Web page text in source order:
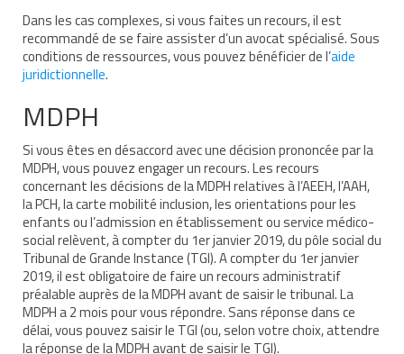
Nos livres
Nos livres adaptés
Soins bucco-dentaires
Les troubles sensoriels
Aide aux démarches
Dossier MDPH
Projet de vie
Demande d’allocations
Taux de handicap et carte d’invalidité
Dans les cas complexes, si vous faites un recours, il est
recommandé de se faire assister d’un avocat spécialisé. Sous
conditions de ressources, vous pouvez bénéficier de l’aide
juridictionnelle.
MDPH
Si vous êtes en désaccord avec une décision prononcée par la
MDPH, vous pouvez engager un recours. Les recours
concernant les décisions de la MDPH relatives à l’AEEH, l’AAH,
la PCH, la carte mobilité inclusion, les orientations pour les
enfants ou l’admission en établissement ou service médico-
social relèvent, à compter du 1er janvier 2019, du pôle social du
Tribunal de Grande Instance (TGI). A compter du 1er janvier
2019, il est obligatoire de faire un recours administratif
préalable auprès de la MDPH avant de saisir le tribunal. La
MDPH a 2 mois pour vous répondre. Sans réponse dans ce
délai, vous pouvez saisir le TGI (ou, selon votre choix, attendre
la réponse de la MDPH avant de saisir le TGI).